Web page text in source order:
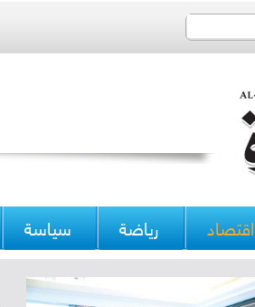
اقتصاد رياضة سياسة